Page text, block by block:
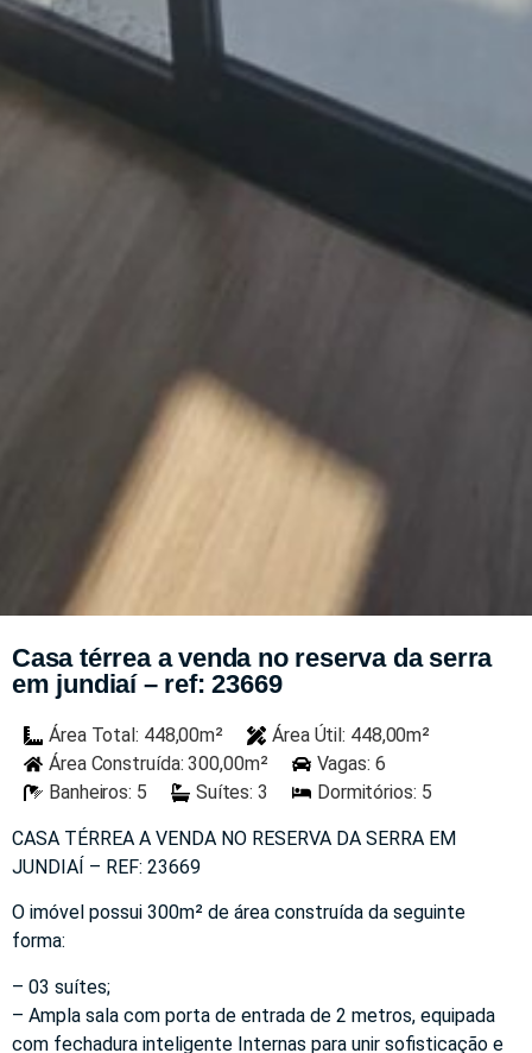
Casa térrea a venda no reserva da serra
em jundiaí – ref: 23669
Área Total: 448,00m²
Área Útil: 448,00m²
Área Construída: 300,00m²
Vagas: 6
Banheiros: 5
Suítes: 3 Dormitórios: 5
CASA TÉRREA A VENDA NO RESERVA DA SERRA EM
JUNDIAÍ – REF: 23669
O imóvel possui 300m² de área construída da seguinte
forma:
– 03 suítes;
– Ampla sala com porta de entrada de 2 metros, equipada
com fechadura inteligente Internas para unir sofisticação e